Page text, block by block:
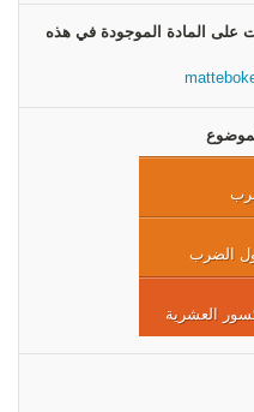
على المادة الموجودة في هذه
الضرب
العشرية